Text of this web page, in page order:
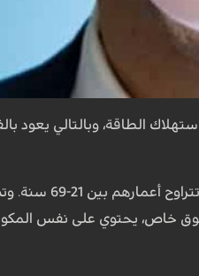
الطاقة، وبالتالي يعود
وقسم الباحثون المتطوعون إلى
بينما تم تقديم مسحوق خاص، يحتوي على